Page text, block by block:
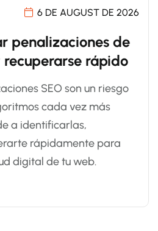
6 DE AUGUST DE 2026
penalizaciones de
recuperarse rápido
SEO son un riesgo
cada vez más
a identificarlas,
rápidamente para
digital de tu web.